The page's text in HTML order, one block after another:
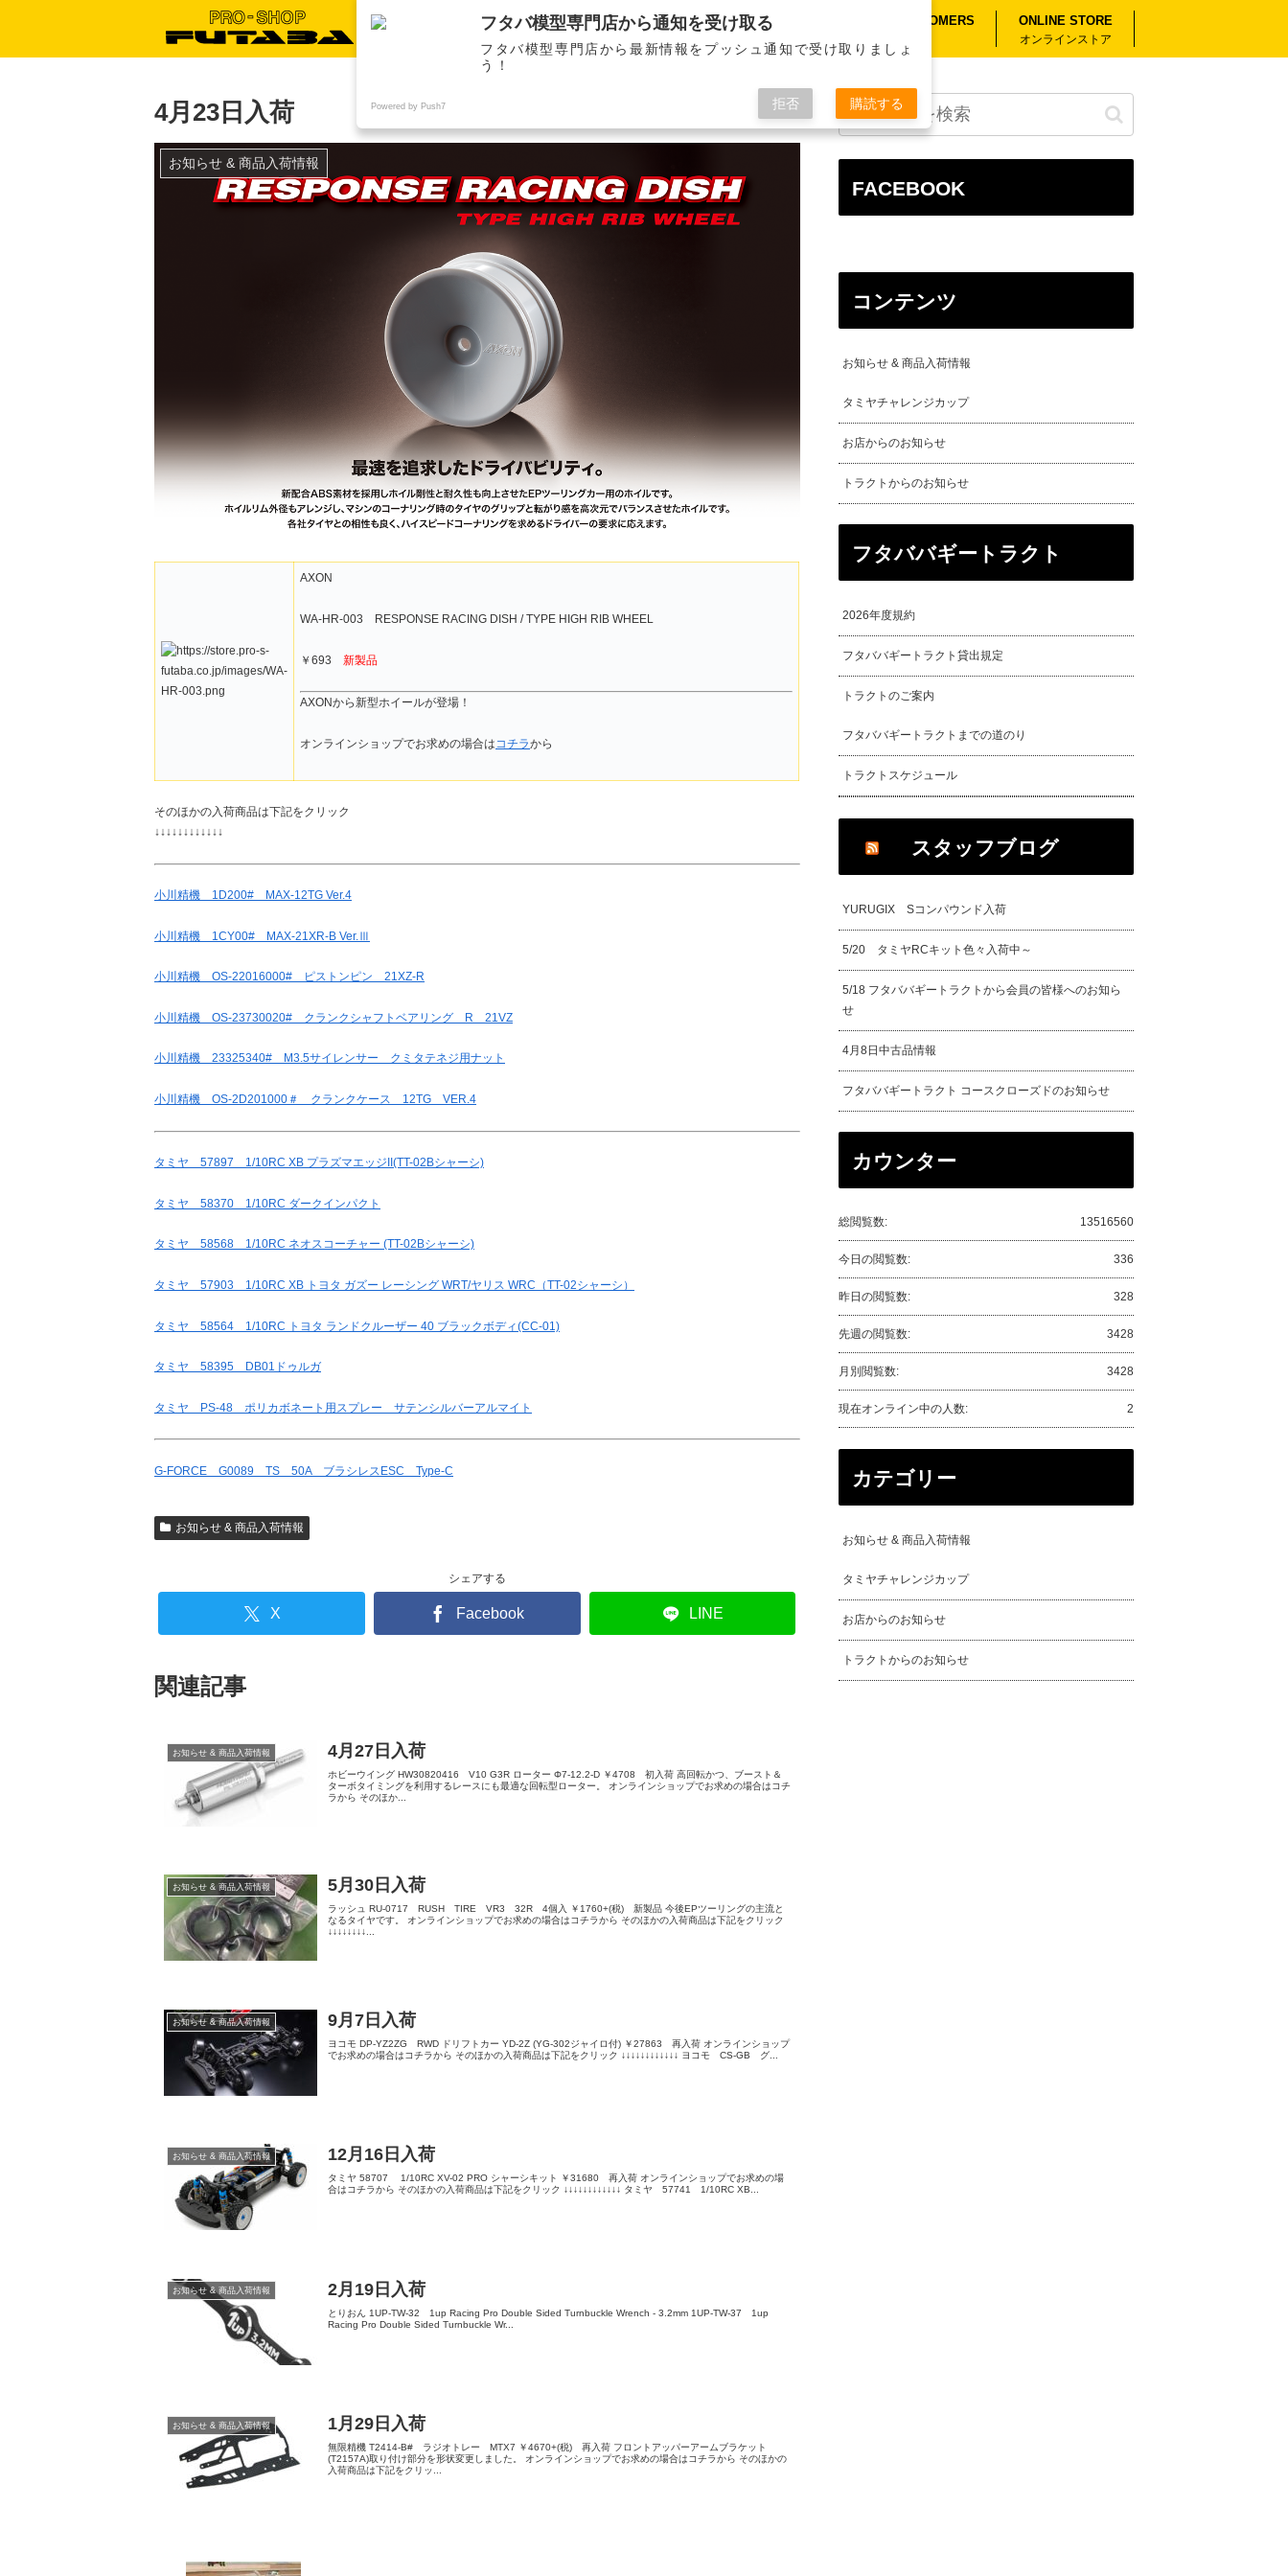
STORE INFORMATION
店舗のご案内
MAIL ORDER
通信販売
ALL OVERSEAS CUSTOMERS ONLINE STORE
オンラインストア
4月23日入荷
お知らせ & 商品入荷情報
AXON
WA-HR-003 RESPONSE RACING DISH / TYPE HIGH RIB WHEEL
￥693 新製品
AXONから新型ホイールが登場！
オンラインショップでお求めの場合は コチラから
そのほかの入荷商品は下記をクリック
↓↓↓↓↓↓↓↓↓↓↓↓
小川精機 1D200# MAX-12TG Ver.4
小川精機 1CY00# MAX-21XR-B Ver.Ⅲ
小川精機 OS-22016000# ピストンピン 21XZ-R
小川精機 OS-23730020# クランクシャフトベアリング R 21VZ
小川精機 23325340# M3.5サイレンサー クミタテネジ用ナット
小川精機 OS-2D201000＃ クランクケース 12TG VER.4
タミヤ 57897 1/10RC XB プラズマエッジII(TT-02Bシャーシ)
タミヤ 58370 1/10RC ダークインパクト
タミヤ 58568 1/10RC ネオスコーチャー (TT-02Bシャーシ)
タミヤ 57903 1/10RC XB トヨタ ガズー レーシング WRT/ヤリス WRC（TT-02シャーシ）
タミヤ 58564 1/10RC トヨタ ランドクルーザー 40 ブラックボディ(CC-01)
タミヤ 58395 DB01ドゥルガ
タミヤ PS-48 ポリカボネート用スプレー サテンシルバーアルマイト
G-FORCE G0089 TS 50A ブラシレスESC Type-C
お知らせ & 商品入荷情報
シェアする
X Facebook LINE
関連記事
お知らせ & 商品入荷情報 4月27日入荷
ホビーウイング HW30820416 V10 G3R ローター Φ7-12.2-D ￥4708 初入荷 高回転かつ、ブースト＆
ターボタイミングを利用するレースにも最適な回転型ローター。 オンラインショップでお求めの場合はコチ
ラから そのほか...
お知らせ & 商品入荷情報 5月30日入荷
ラッシュ RU-0717 RUSH TIRE VR3 32R 4個入 ￥1760+(税) 新製品 今後EPツーリングの主流と
なるタイヤです。 オンラインショップでお求めの場合はコチラから そのほかの入荷商品は下記をクリック
↓↓↓↓↓↓↓↓...
お知らせ & 商品入荷情報 9月7日入荷
ヨコモ DP-YZ2ZG RWD ドリフトカー YD-2Z (YG-302ジャイロ付) ￥27863 再入荷 オンラインショップ
でお求めの場合はコチラから そのほかの入荷商品は下記をクリック ↓↓↓↓↓↓↓↓↓↓↓↓ ヨコモ CS-GB グ...
お知らせ & 商品入荷情報 12月16日入荷
タミヤ 58707 1/10RC XV-02 PRO シャーシキット ￥31680 再入荷 オンラインショップでお求めの場
合はコチラから そのほかの入荷商品は下記をクリック ↓↓↓↓↓↓↓↓↓↓↓↓ タミヤ 57741 1/10RC XB...
お知らせ & 商品入荷情報 2月19日入荷
とりおん 1UP-TW-32 1up Racing Pro Double Sided Turnbuckle Wrench - 3.2mm 1UP-TW-37 1up
Racing Pro Double Sided Turnbuckle Wr...
お知らせ & 商品入荷情報 1月29日入荷
無限精機 T2414-B# ラジオトレー MTX7 ￥4670+(税) 再入荷 フロントアッパーアームブラケット
(T2157A)取り付け部分を形状変更しました。 オンラインショップでお求めの場合はコチラから そのほかの
入荷商品は下記をクリッ...
FACEBOOK
コンテンツ
お知らせ & 商品入荷情報
タミヤチャレンジカップ
お店からのお知らせ
トラクトからのお知らせ
フタババギートラクト
2026年度規約
フタババギートラクト貸出規定
トラクトのご案内
フタババギートラクトまでの道のり
トラクトスケジュール
スタッフブログ
YURUGIX Sコンパウンド入荷
5/20 タミヤRCキット色々入荷中～
5/18 フタババギートラクトから会員の皆様へのお知ら
せ
4月8日中古品情報
フタババギートラクト コースクローズドのお知らせ
カウンター
13516560
総閲覧数:
336
今日の閲覧数:
328
昨日の閲覧数:
3428
先週の閲覧数:
3428
月別閲覧数:
2
現在オンライン中の人数:
カテゴリー
お知らせ & 商品入荷情報
タミヤチャレンジカップ
お店からのお知らせ
トラクトからのお知らせ
フタバ模型専門店から通知を受け取る
フタバ模型専門店から最新情報をプッシュ通知で受け取りましょ
う！
Powered by Push7 拒否 購読する